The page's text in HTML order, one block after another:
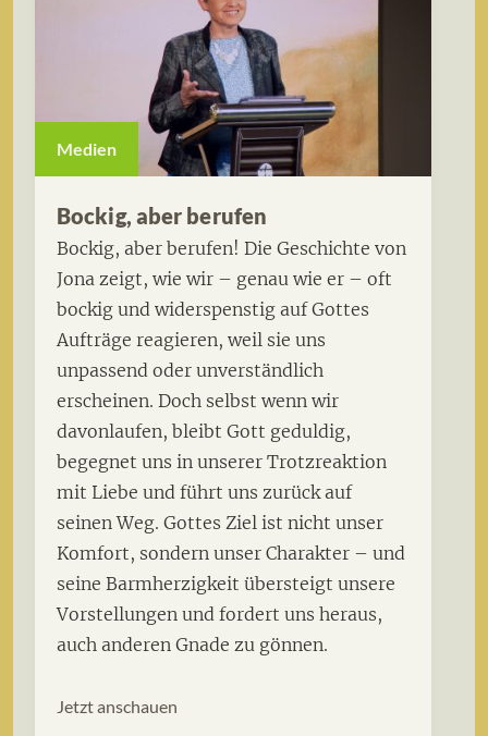
Medien
Bockig, aber berufen
Bockig, aber berufen! Die Geschichte von
Jona zeigt, wie wir – genau wie er – oft
bockig und widerspenstig auf Gottes
Aufträge reagieren, weil sie uns
unpassend oder unverständlich
erscheinen. Doch selbst wenn wir
davonlaufen, bleibt Gott geduldig,
begegnet uns in unserer Trotzreaktion
mit Liebe und führt uns zurück auf
seinen Weg. Gottes Ziel ist nicht unser
Komfort, sondern unser Charakter – und
seine Barmherzigkeit übersteigt unsere
Vorstellungen und fordert uns heraus,
auch anderen Gnade zu gönnen.
Jetzt anschauen